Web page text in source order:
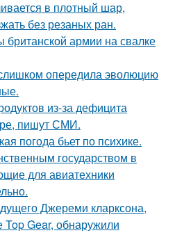
в плотный шар,
без резаных ран.
армии на свалке
опередила эволюцию
из-за дефицита
пишут СМИ.
погода бьет по психике.
государством в
для авиатехники
Джереми кларксона,
Top Gear, обнаружили